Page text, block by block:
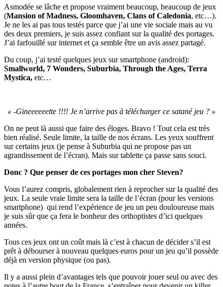
Asmodée se lâche et propose vraiment beaucoup, beaucoup de jeux
(Mansion of Madness, Gloomhaven, Clans of Caledonia, etc…).
Je ne les ai pas tous testés parce que j’ai une vie sociale mais au vu
des deux premiers, je suis assez confiant sur la qualité des portages.
J’ai farfouillé sur internet et ça semble être un avis assez partagé.
Du coup, j’ai testé quelques jeux sur smartphone (android):
Smallworld, 7 Wonders, Suburbia, Through the Ages, Terra
Mystica, etc…
« -Gineeeeeette !!!! Je n’arrive pas à télécharger ce satané jeu ? »
On ne peut là aussi que faire des éloges. Bravo ! Tout cela est très
bien réalisé. Seule limite, la taille de nos écrans. Les yeux souffrent
sur certains jeux (je pense à Suburbia qui ne propose pas un
agrandissement de l’écran). Mais sur tablette ça passe sans souci.
Donc ? Que penser de ces portages mon cher Steven?
Vous l’aurez compris, globalement rien à reprocher sur la qualité des
jeux. La seule vraie limite sera la taille de l’écran (pour les versions
smartphone) qui rend l’expérience de jeu un peu douloureuse mais
je suis sûr que ça fera le bonheur des orthoptistes d’ici quelques
années.
Tous ces jeux ont un coût mais là c’est à chacun de décider s’il est
prêt à débourser à nouveau quelques euros pour un jeu qu’il possède
déjà en version physique (ou pas).
Il y a aussi plein d’avantages tels que pouvoir jouer seul ou avec des